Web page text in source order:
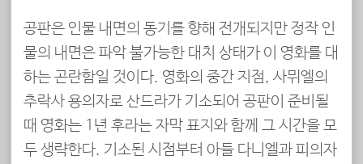
공판은 인물 내면의 동기를 향해 전개되지만 정작 인
물의 내면은 파악 불가능한 대치 상태가 이 영화를 대
하는 곤란함일 것이다. 영화의 중간 지점, 사뮈엘의
추락사 용의자로 산드라가 기소되어 공판이 준비될
때 영화는 1년 후라는 자막 표지와 함께 그 시간을 모
두 생략한다. 기소된 시점부터 아들 다니엘과 피의자